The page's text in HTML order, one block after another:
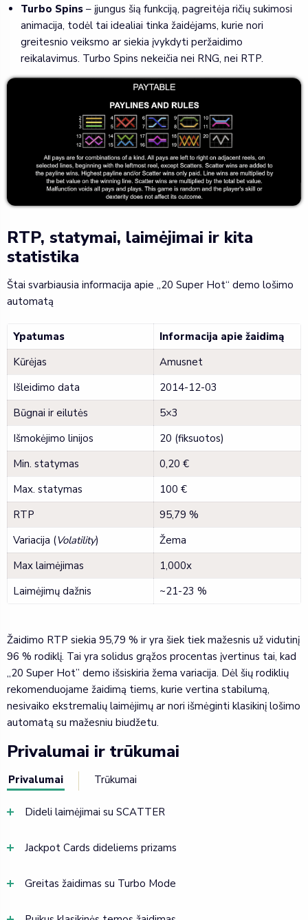
Turbo Spins – įjungus šią funkciją, pagreitėja ričių sukimosi
animacija, todėl tai idealiai tinka žaidėjams, kurie nori
greitesnio veiksmo ar siekia įvykdyti peržaidimo
reikalavimus. Turbo Spins nekeičia nei RNG, nei RTP.
RTP, statymai, laimėjimai ir kita
statistika
Štai svarbiausia informacija apie „20 Super Hot“ demo lošimo
automatą
Ypatumas
Informacija apie žaidimą
Kūrėjas
Amusnet
Išleidimo data
2014-12-03
Būgnai ir eilutės
5×3
Išmokėjimo linijos
20 (fiksuotos)
Min. statymas
0,20 €
Max. statymas
100 €
RTP
95,79 %
Variacija (Volatility)
Žema
Max laimėjimas
1,000x
Laimėjimų dažnis
~21-23 %
Žaidimo RTP siekia 95,79 % ir yra šiek tiek mažesnis už vidutinį
96 % rodiklį. Tai yra solidus grąžos procentas įvertinus tai, kad
„20 Super Hot” demo išsiskiria žema variacija. Dėl šių rodiklių
rekomenduojame žaidimą tiems, kurie vertina stabilumą,
nesivaiko ekstremalių laimėjimų ar nori išmėginti klasikinį lošimo
automatą su mažesniu biudžetu.
Privalumai ir trūkumai
Privalumai Trūkumai
Dideli laimėjimai su SCATTER
Jackpot Cards dideliems prizams
Greitas žaidimas su Turbo Mode